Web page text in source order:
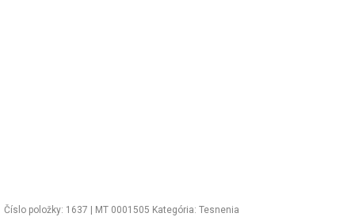
Číslo položky: 1637 | MT 0001505 Kategória: Tesnenia